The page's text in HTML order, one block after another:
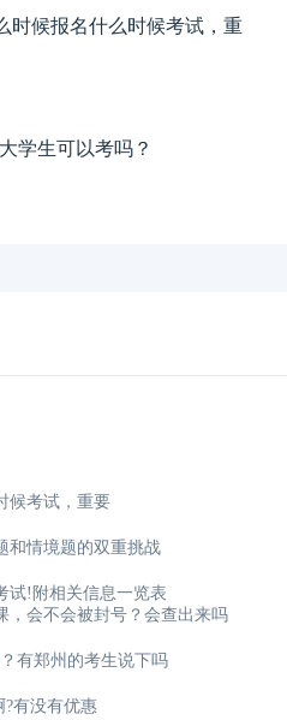
时候报名什么时候考试，重
学生可以考吗？
候考试，重要
和情境题的双重挑战
试!附相关信息一览表
，会不会被封号？会查出来吗
有郑州的考生说下吗
有没有优惠